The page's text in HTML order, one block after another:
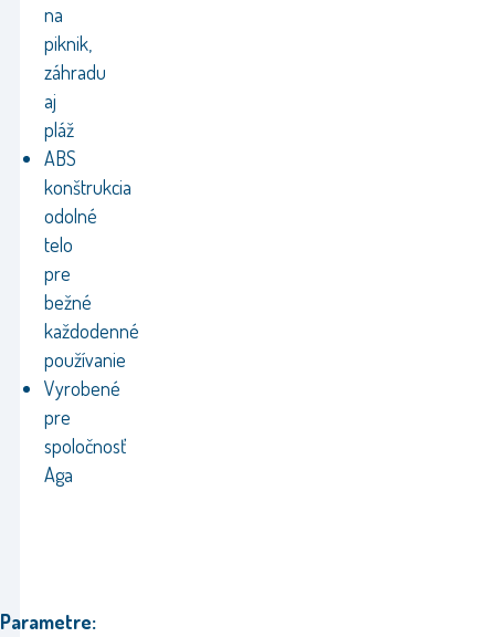
na
piknik,
záhradu
aj
pláž
ABS
konštrukcia
odolné
telo
pre
bežné
každodenné
používanie
Vyrobené
pre
spoločnosť
Aga
Parametre: